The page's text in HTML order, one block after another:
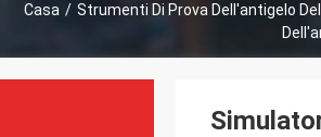
Casa / Strumenti Di Prova Dell'antigelo